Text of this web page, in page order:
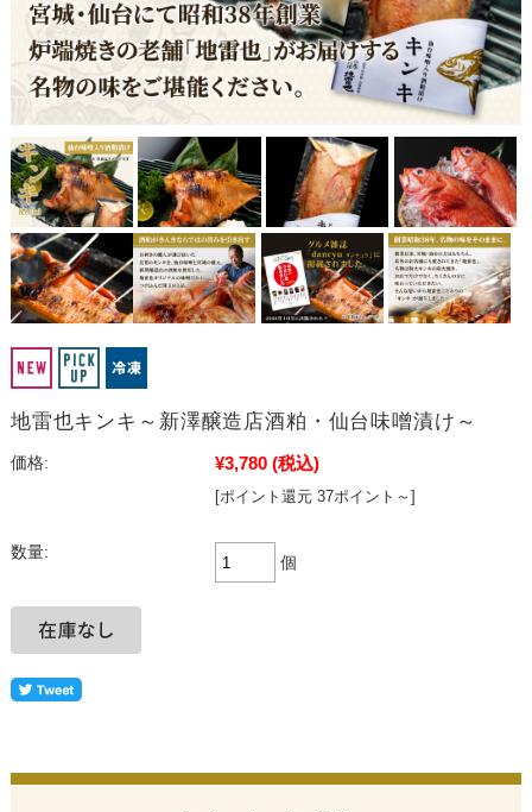
地雷也キンキ～新澤醸造店酒粕・仙台味噌漬け～
価格: ¥3,780 (税込)
[ポイント還元 37ポイント～]
数量:
個